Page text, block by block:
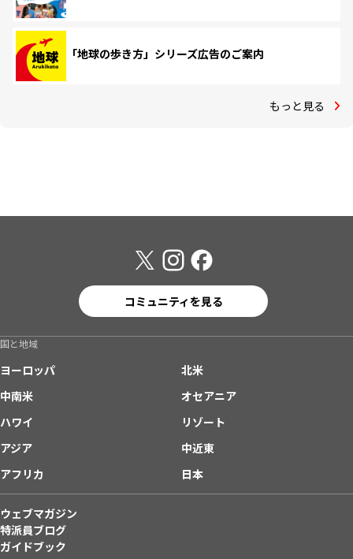
「地球の歩き方」シリーズ広告のご案内
もっと見る
コミュニティを見る
国と地域
ヨーロッパ
北米
中南米
オセアニア
ハワイ
リゾート
アジア
中近東
アフリカ
日本
ウェブマガジン
特派員ブログ
ガイドブック